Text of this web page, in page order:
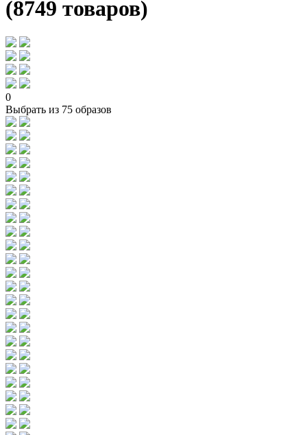
(8749 товаров)
0
Выбрать из 75 образов